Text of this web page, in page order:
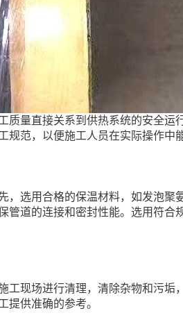
量直接关系到供热系统的安全运
范，以便施工人员在实际操作中
选用合格的保温材料，如发泡聚
道的连接和密封性能。选用符合
现场进行清理，清除杂物和污垢
提供准确的参考。